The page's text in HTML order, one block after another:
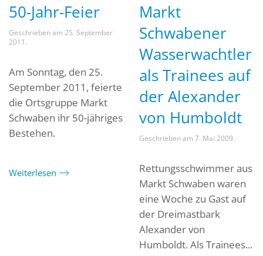
50-Jahr-Feier
Geschrieben am 25. September
2011 .
Am Sonntag, den 25.
September 2011, feierte
die Ortsgruppe Markt
Schwaben ihr 50-jähriges
Bestehen.
Weiterlesen
Markt
Schwabener
Wasserwachtler
als Trainees auf
der Alexander
von Humboldt
Geschrieben am 7. Mai 2009.
Rettungsschwimmer aus
Markt Schwaben waren
eine Woche zu Gast auf
der Dreimastbark
Alexander von
Humboldt. Als Trainees...